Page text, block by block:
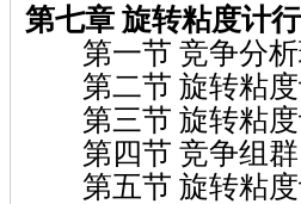
第七章 旋转粘度计
第一节 竞争分析
第二节 旋转粘度
第三节 旋转粘度
第四节 竞争组群
第五节 旋转粘度